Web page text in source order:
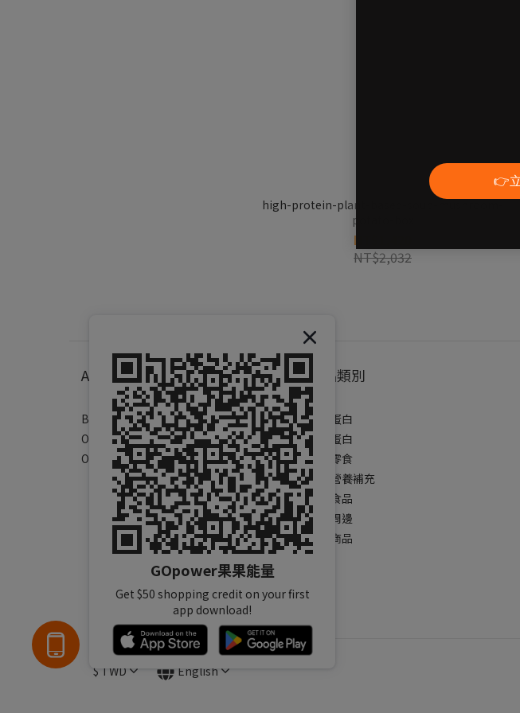
high-protein-plant-based-soup-mushroom-
potato-box
NT$1,420
NT$2,032
About
Brand Story
Our Values
Our Team
產品類別
乳清蛋白
素食蛋白
健康零食
運動營養補充
保健食品
運動周邊
全部商品
$ TWD English
GOpower果果能量
Get $50 shopping credit on your first
app download!